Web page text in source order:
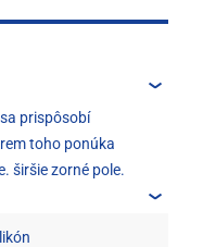
prispôsobí
toho ponúka
širšie zorné pole.